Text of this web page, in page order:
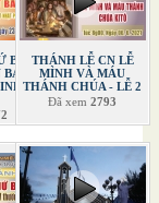
BẢY
-
THÁNH LỄ CN LỄ
MÌNH VÀ MÁU
THÁNH CHÚA - LỄ 2
Đã xem2793